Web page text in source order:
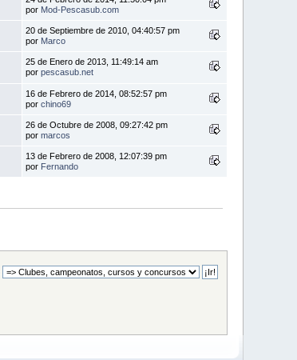
por Mod-Pescasub.com
20 de Septiembre de 2010, 04:40:57 pm
por Marco
25 de Enero de 2013, 11:49:14 am
porpescasub.net
16 de Febrero de 2014, 08:52:57 pm
porchino69
26 de Octubre de 2008, 09:27:42 pm
pormarcos
13 de Febrero de 2008, 12:07:39 pm
por Fernando